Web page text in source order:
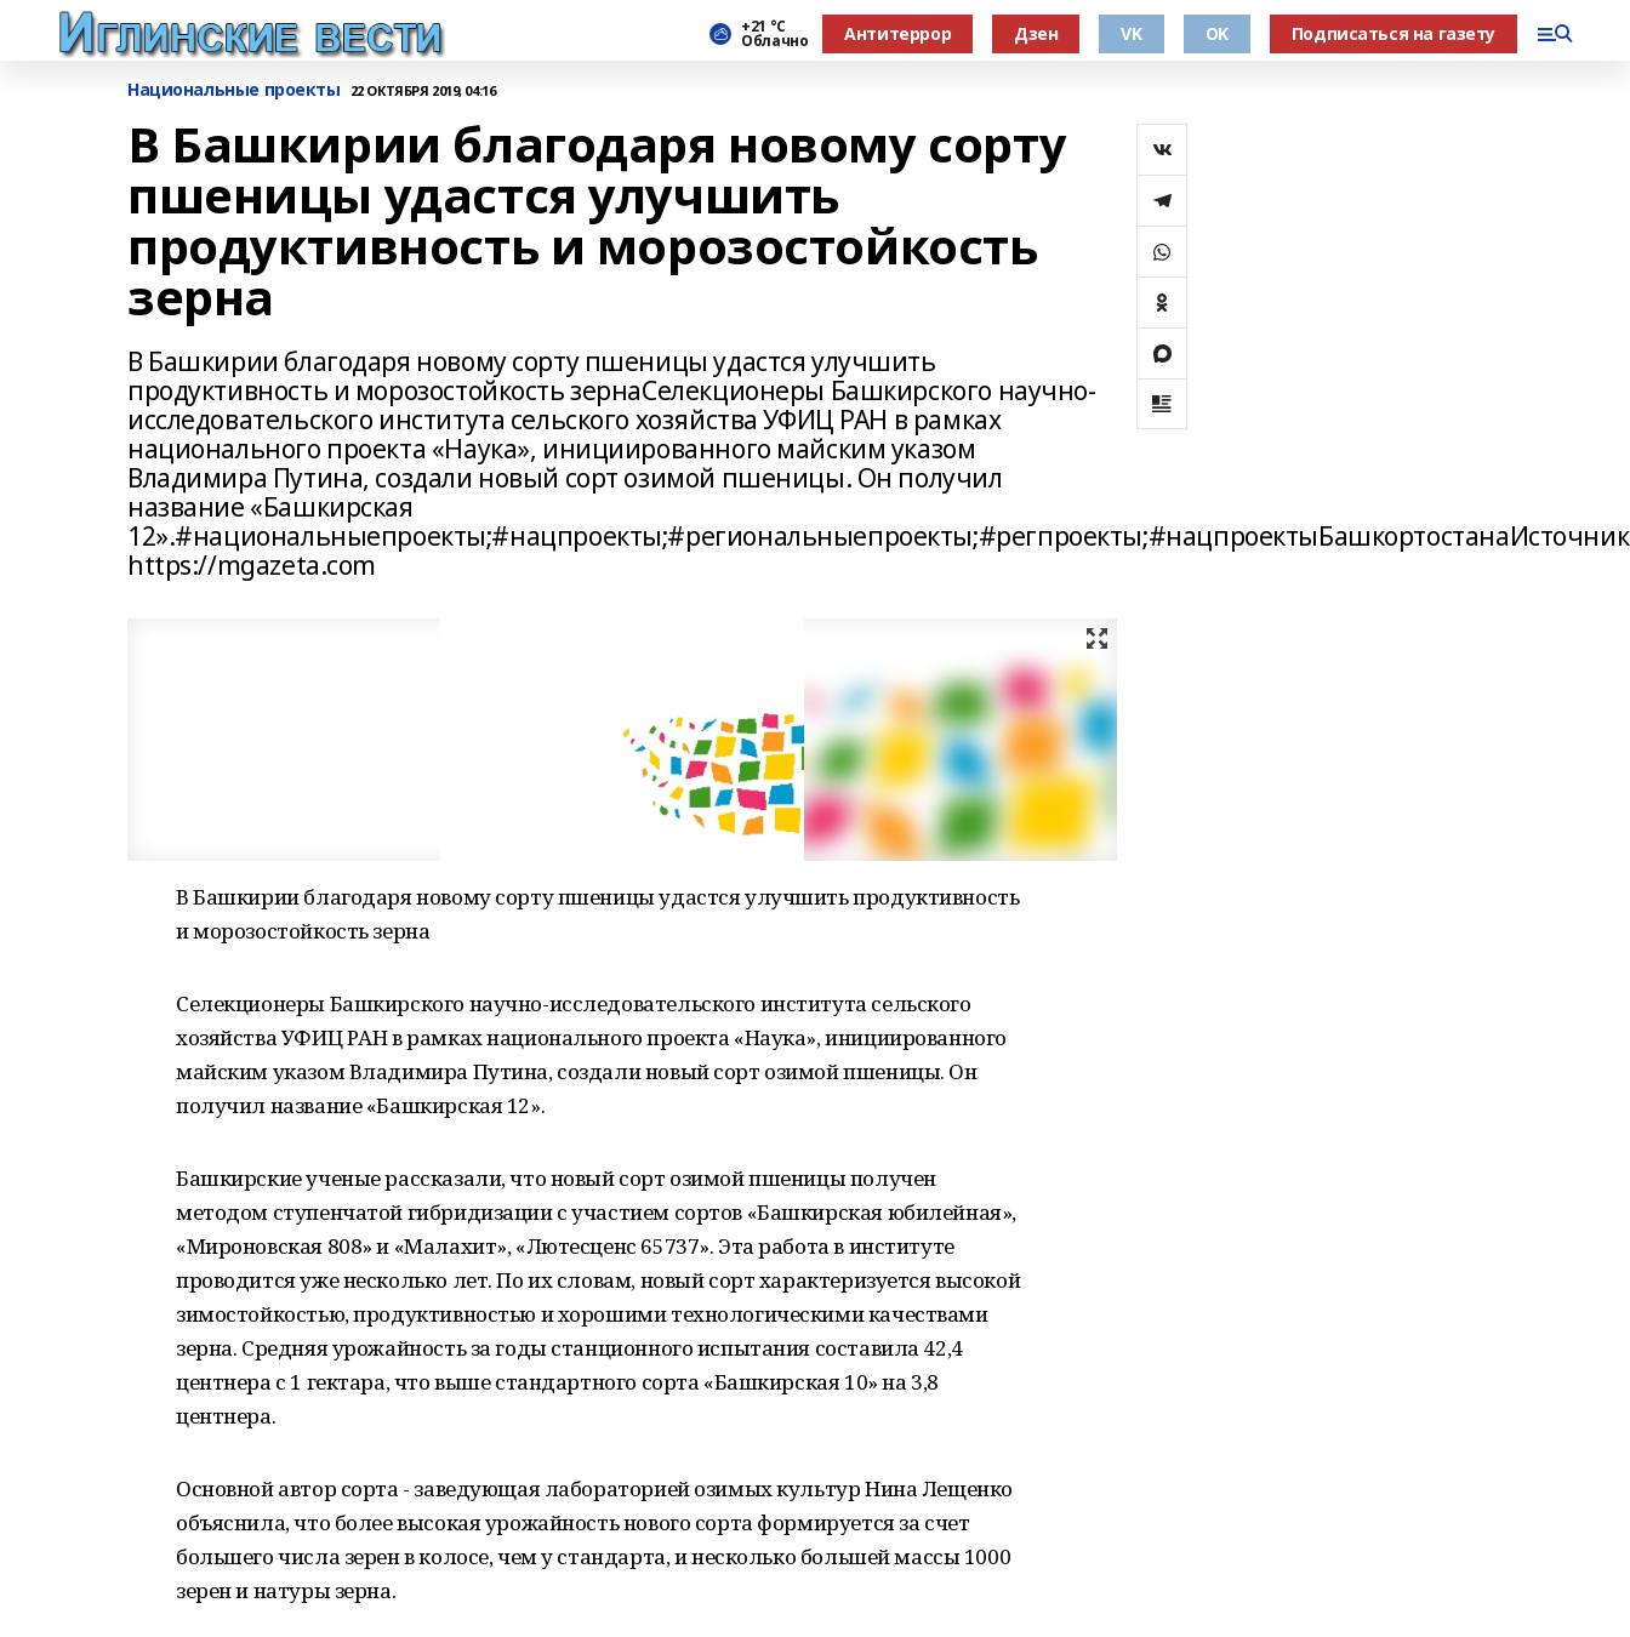
+21 °С
Облачно Антитеррор Дзен VK OK Подписаться на газету
Национальные проекты 22 ОКТЯБРЯ 2019, 04:16
В Башкирии благодаря новому сорту
пшеницы удастся улучшить
продуктивность и морозостойкость
зерна
В Башкирии благодаря новому сорту пшеницы удастся улучшить
продуктивность и морозостойкость зернаСелекционеры Башкирского научно-
исследовательского института сельского хозяйства УФИЦ РАН в рамках
национального проекта «Наука», инициированного майским указом
Владимира Путина, создали новый сорт озимой пшеницы. Он получил
название «Башкирская
https://mgazeta.com
В Башкирии благодаря новому сорту пшеницы удастся улучшить продуктивность
и морозостойкость зерна
Селекционеры Башкирского научно-исследовательского института сельского
хозяйства УФИЦ РАН в рамках национального проекта «Наука», инициированного
майским указом Владимира Путина, создали новый сорт озимой пшеницы. Он
получил название «Башкирская 12».
Башкирские ученые рассказали, что новый сорт озимой пшеницы получен
методом ступенчатой гибридизации с участием сортов «Башкирская юбилейная»,
«Мироновская 808» и «Малахит», «Лютесценс 65737». Эта работа в институте
проводится уже несколько лет. По их словам, новый сорт характеризуется высокой
зимостойкостью, продуктивностью и хорошими технологическими качествами
зерна. Средняя урожайность за годы станционного испытания составила 42,4
центнера с 1 гектара, что выше стандартного сорта «Башкирская 10» на 3,8
центнера.
Основной автор сорта - заведующая лабораторией озимых культур Нина Лещенко
объяснила, что более высокая урожайность нового сорта формируется за счет
большего числа зерен в колосе, чем у стандарта, и несколько большей массы 1000
зерен и натуры зерна.